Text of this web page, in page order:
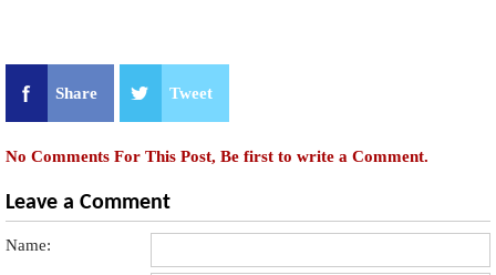
Share Tweet
No Comments For This Post, Be first to write a Comment.
Leave a Comment
Name: